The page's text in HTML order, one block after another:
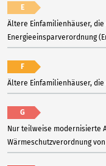
E
Ältere Einfamilienhäuser,
Energieeinsparverordnung
F
Ältere Einfamilienhäuser,
G
Nur teilweise modernisierte
Wärmeschutzverordnung von